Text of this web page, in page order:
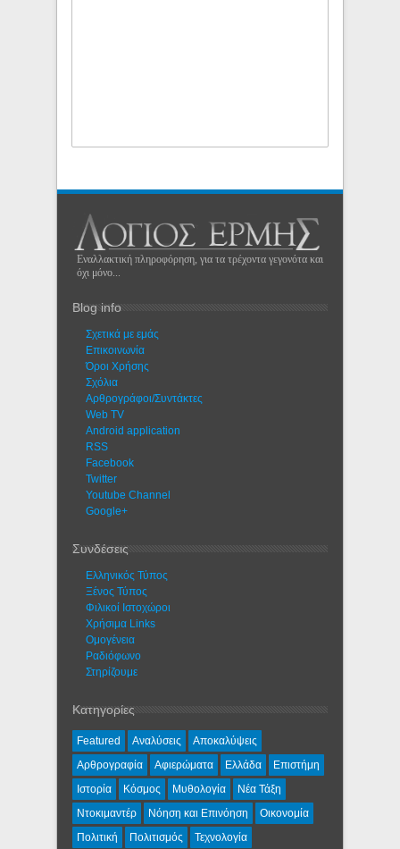
Εναλλακτική πληροφόρηση, για τα τρέχοντα γεγονότα και
όχι μόνο...
Blog info
Σχετικά με εμάς
Eπικοινωνία
Όροι Χρήσης
Σχόλια
Αρθρογράφοι/Συντάκτες
Web TV
Android application
RSS
Facebook
Twitter
Youtube Channel
Google+
Συνδέσεις
Ελληνικός Τύπος
Ξένος Τύπος
Φιλικοί Ιστοχώροι
Χρήσιμα Links
Ομογένεια
Ραδιόφωνο
Στηρίζουμε
Κατηγορίες
Featured Αναλύσεις
Αποκαλύψεις
Αρθρογραφία
Αφιερώματα Ελλάδα
Επιστήμη
Ιστορία
Κόσμος Μυθολογία
Νέα Τάξη
Ντοκιμαντέρ
Νόηση και Επινόηση
Οικονομία
Πολιτική
Πολιτισμός Τεχνολογία